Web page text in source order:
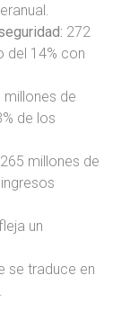
272
del 14% con
millones de
de los
265 millones de
un
se traduce en